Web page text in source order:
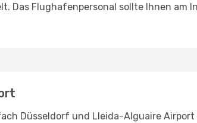
Das Flughafenpersonal sollte Ihnen am
Düsseldorf und Lleida-Alguaire